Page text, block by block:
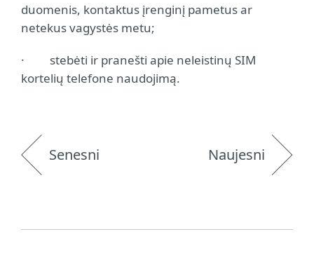
duomenis, kontaktus įrenginį pametus ar
netekus vagystės metu;
· stebėti ir pranešti apie neleistinų SIM
kortelių telefone naudojimą.
Senesni Naujesni